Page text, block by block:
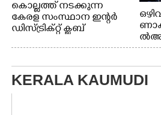
കൊല്ലത്ത് നടക്കുന്ന
കേരള സംസ്ഥാന ഇന്റർ
ഡിസ്ട്രിക്റ്റ് ക്ലബ്
20 ആൺകുട്ടികളുടെ 200
മീറ്റർ ഓട്ടം ഫൈനൽ
മത്സരത്തിനിടെ സിന്തറ്റിക്
ൽ
KERALA KAUMUDI